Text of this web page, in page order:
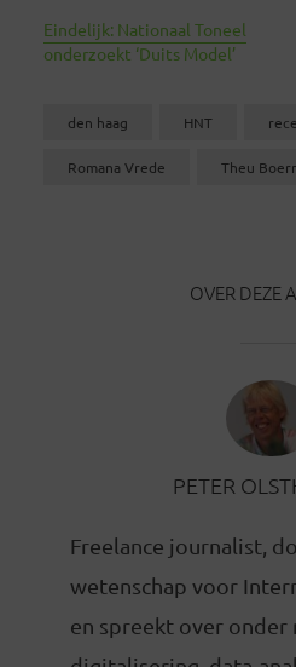
Eindelijk: Nationaal Toneel
onderzoekt ‘Duits Model’
den haag HNT
Romana Vrede Theu
OVER DEZE
PETER
Freelance journalist,
wetenschap voor
en spreekt over onder